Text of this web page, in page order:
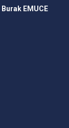
Burak EMUCE